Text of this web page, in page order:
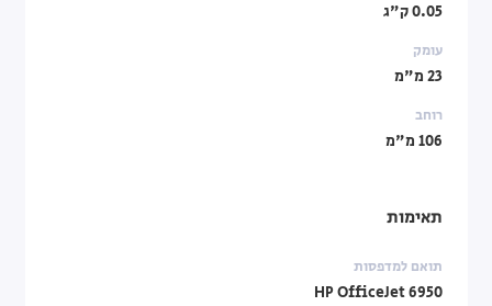
0.05 ק"ג
עומק
23 מ"מ
רוחב
106 מ"מ
תאימות
תואם למדפסות
HP OfficeJet 6950